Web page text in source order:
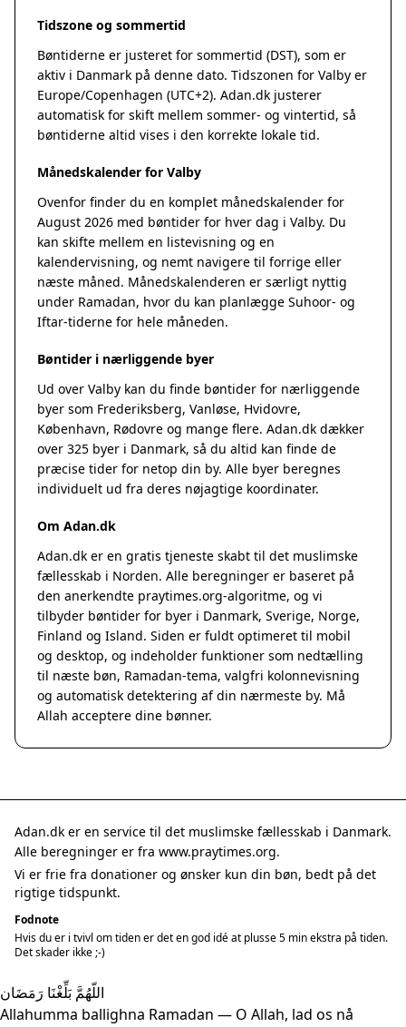
Tidszone og sommertid
Bøntiderne er justeret for sommertid (DST), som er
aktiv i Danmark på denne dato. Tidszonen for Valby er
Europe/Copenhagen (UTC+2). Adan.dk justerer
automatisk for skift mellem sommer- og vintertid, så
bøntiderne altid vises i den korrekte lokale tid.
Månedskalender for Valby
Ovenfor finder du en komplet månedskalender for
August 2026 med bøntider for hver dag i Valby. Du
kan skifte mellem en listevisning og en
kalendervisning, og nemt navigere til forrige eller
næste måned. Månedskalenderen er særligt nyttig
under Ramadan, hvor du kan planlægge Suhoor- og
Iftar-tiderne for hele måneden.
Bøntider i nærliggende byer
Ud over Valby kan du finde bøntider for nærliggende
byer som Frederiksberg, Vanløse, Hvidovre,
København, Rødovre og mange flere. Adan.dk dækker
over 325 byer i Danmark, så du altid kan finde de
præcise tider for netop din by. Alle byer beregnes
individuelt ud fra deres nøjagtige koordinater.
Om Adan.dk
Adan.dk er en gratis tjeneste skabt til det muslimske
fællesskab i Norden. Alle beregninger er baseret på
den anerkendte praytimes.org-algoritme, og vi
tilbyder bøntider for byer i Danmark, Sverige, Norge,
Finland og Island. Siden er fuldt optimeret til mobil
og desktop, og indeholder funktioner som nedtælling
til næste bøn, Ramadan-tema, valgfri kolonnevisning
og automatisk detektering af din nærmeste by. Må
Allah acceptere dine bønner.
Adan.dk er en service til det muslimske fællesskab i Danmark.
Alle beregninger er fra www.praytimes.org.
Vi er frie fra donationer og ønsker kun din bøn, bedt på det
rigtige tidspunkt.
Fodnote
Hvis du er i tvivl om tiden er det en god idé at plusse 5 min ekstra på tiden.
Det skader ikke ;-)
اللّهُمَّ بَلِّغْنَا رَمَضَان
Allahumma ballighna Ramadan — O Allah, lad os nå